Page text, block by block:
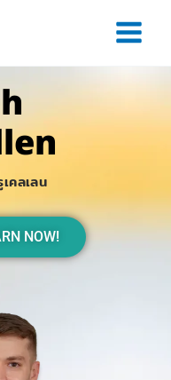
คลเลน
NOW!